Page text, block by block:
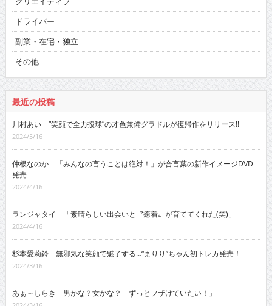
ドライバー
副業・在宅・独立
その他
最近の投稿
川村あい “笑顔で全力投球”の才色兼備グラドルが復帰作をリリース!!
2024/5/16
仲根なのか 「みんなの言うことは絶対！」が合言葉の新作イメージDVD
発売
2024/4/16
ランジャタイ 「素晴らしい出会いと〝癒着〟が育ててくれた(笑)」
2024/4/16
杉本愛莉鈴 無邪気な笑顔で魅了する…“まりり”ちゃん初トレカ発売！
2024/3/16
あぁ～しらき 男かな？女かな？「ずっとフザけていたい！」